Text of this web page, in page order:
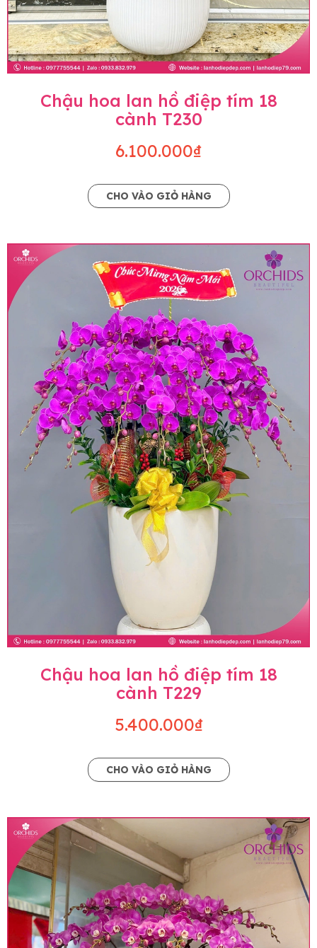
Chậu hoa lan hồ điệp tím 18
cành T230
6.100.000₫
CHO VÀO GIỎ HÀNG
Chậu hoa lan hồ điệp tím 18
cành T229
5.400.000₫
CHO VÀO GIỎ HÀNG